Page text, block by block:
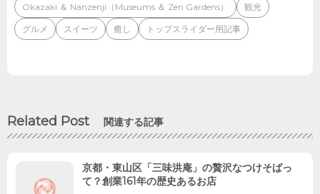
Okazaki ＆ Nanzenji（Museums ＆ Zen Gardens） 観光
グルメ スイーツ 癒し トップスライダー用記事
Related Post 関連する記事
京都・東山区「三味洪庵」の贅沢なつけそばっ
て？創業161年の歴史あるお店